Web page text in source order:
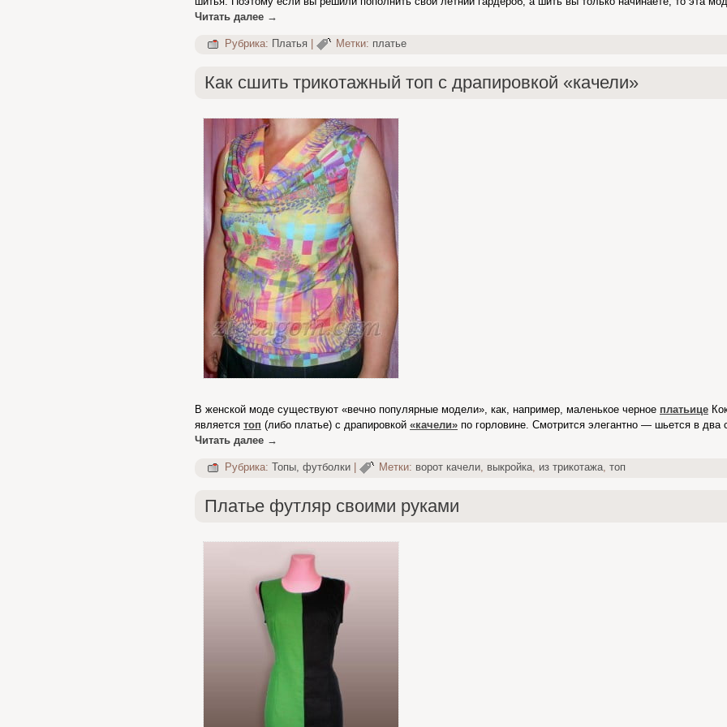
Читать далее →
Рубрика: Платья Метки: платье
Как сшить трикотажный топ с драпировкой «качели»
В женской моде существуют «вечно популярные модели», как, например, маленькое черное платьице
является топ (либо платье) с драпировкой «качели» по горловине. Смотрится элегантно — шьется в два
Читать далее →
Рубрика: Топы, футболки Метки: ворот качели, выкройка, из трикотажа, топ
Платье футляр своими руками